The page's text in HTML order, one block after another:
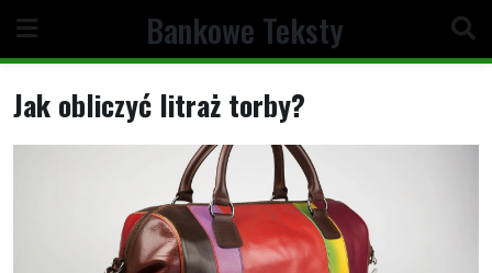
content
Bankowe Teksty
Jak obliczyć litraż torby?